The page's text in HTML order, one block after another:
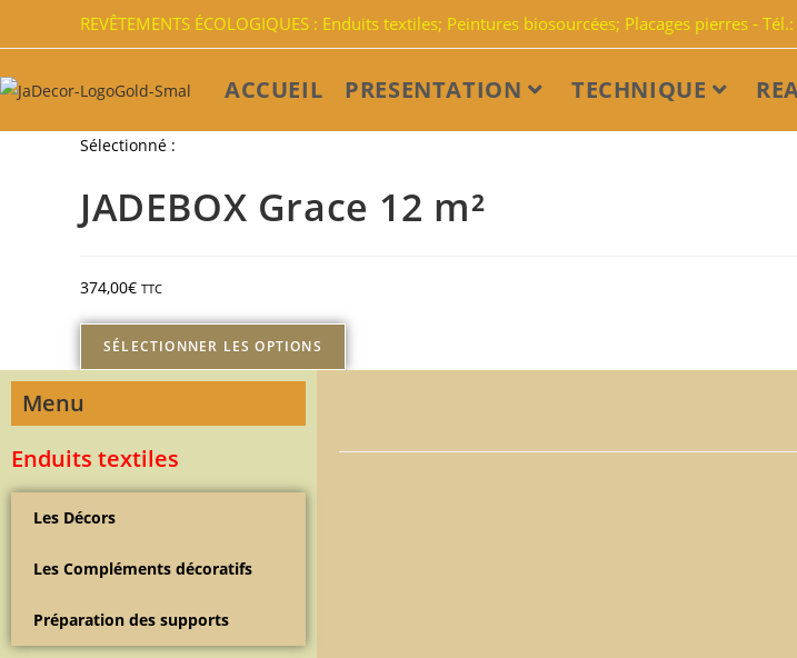
REVÊTEMENTS ÉCOLOGIQUES : Enduits textiles; Peintures biosourcées; Placages pierres -
ACCUEIL PRESENTATION TECHNIQUE
Sélectionné :
JADEBOX Grace 12 m²
374,00€ TTC
SÉLECTIONNER LES OPTIONS
Menu
Enduits textiles
Les Décors
Les Compléments décoratifs
Préparation des supports